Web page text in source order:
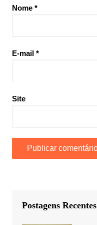
Nome *
E-mail *
Site
Postagens Recentes